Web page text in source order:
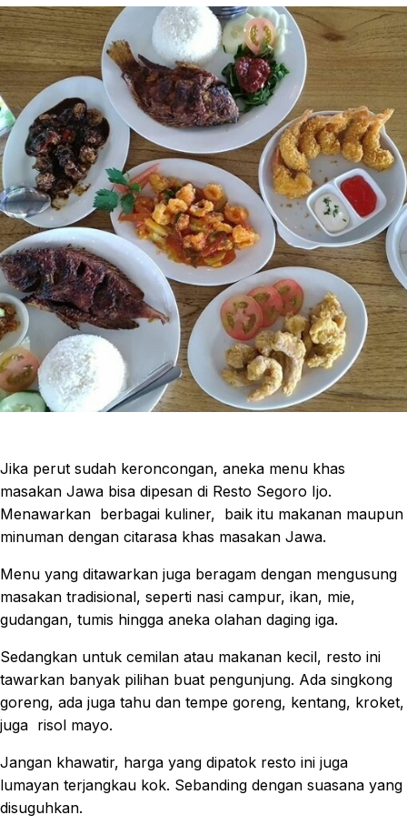
Jika perut sudah keroncongan, aneka menu khas
masakan Jawa bisa dipesan di Resto Segoro Ijo.
Menawarkan berbagai kuliner, baik itu makanan maupun
minuman dengan citarasa khas masakan Jawa.
Menu yang ditawarkan juga beragam dengan mengusung
masakan tradisional, seperti nasi campur, ikan, mie,
gudangan, tumis hingga aneka olahan daging iga.
Sedangkan untuk cemilan atau makanan kecil, resto ini
tawarkan banyak pilihan buat pengunjung. Ada singkong
goreng, ada juga tahu dan tempe goreng, kentang, kroket,
juga risol mayo.
Jangan khawatir, harga yang dipatok resto ini juga
lumayan terjangkau kok. Sebanding dengan suasana yang
disuguhkan.